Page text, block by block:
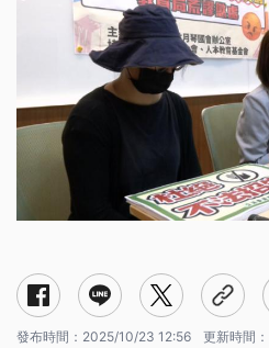
發布時間： 2025/10/23 12:56 更新時間：